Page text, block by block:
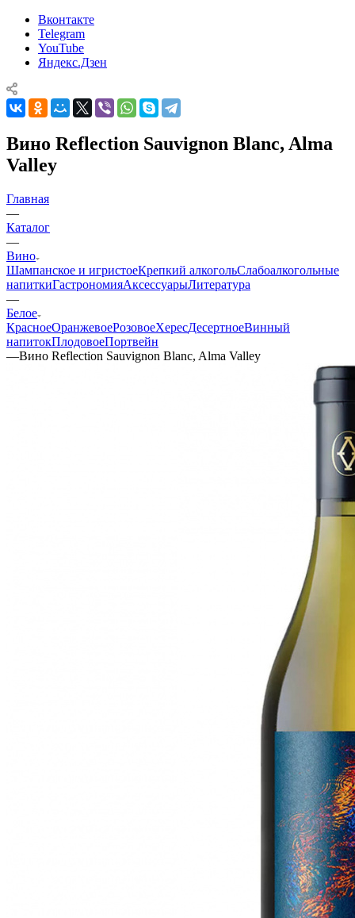
Вконтакте
Telegram
YouTube
Яндекс.Дзен
Вино Reflection Sauvignon Blanc, Alma
Valley
Главная
—
Каталог
—
Вино
Шампанское и игристоеКрепкий алкогольСлабоалкогольные
напиткиГастрономияАксессуарыЛитература
—
Белое
КрасноеОранжевоеРозовоеХересДесертноеВинный
напитокПлодовоеПортвейн
—Вино Reflection Sauvignon Blanc, Alma Valley